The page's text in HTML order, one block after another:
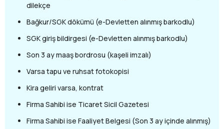
dilekçe
Bağkur/SGK dökümü (e-Devletten alınmış barkodlu)
SGK giriş bildirgesi (e-Devletten alınmış barkodlu)
Son 3 ay maaş bordrosu (kaşeli imzalı)
Varsa tapu ve ruhsat fotokopisi
Kira geliri varsa, kontrat
Firma Sahibi ise Ticaret Sicil Gazetesi
Firma Sahibi ise Faaliyet Belgesi (Son 3 ay içinde alınmış)